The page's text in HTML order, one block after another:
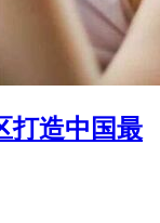
打造中国最